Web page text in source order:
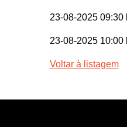
23-08-2025 09:30
23-08-2025 10:00
Voltar à listagem